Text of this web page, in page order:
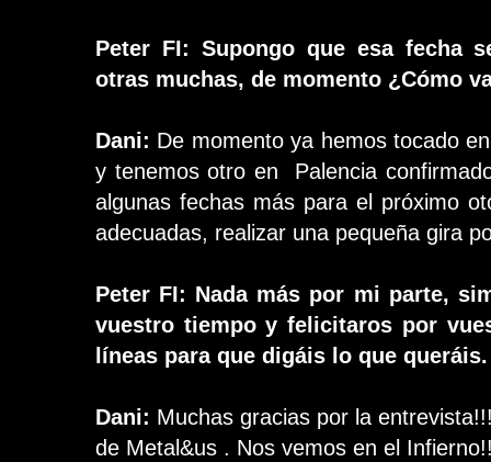
Peter FI: Supongo que esa fecha
otras muchas, de momento ¿Cómo
Dani: De momento ya hemos tocado
y tenemos otro en Palencia
algunas fechas más para el próximo
adecuadas, realizar una pequeña gira
Peter FI: Nada más por mi parte,
vuestro tiempo y felicitaros por
líneas para que digáis lo que
Dani: Muchas gracias por la
de Metal&us . Nos vemos en el